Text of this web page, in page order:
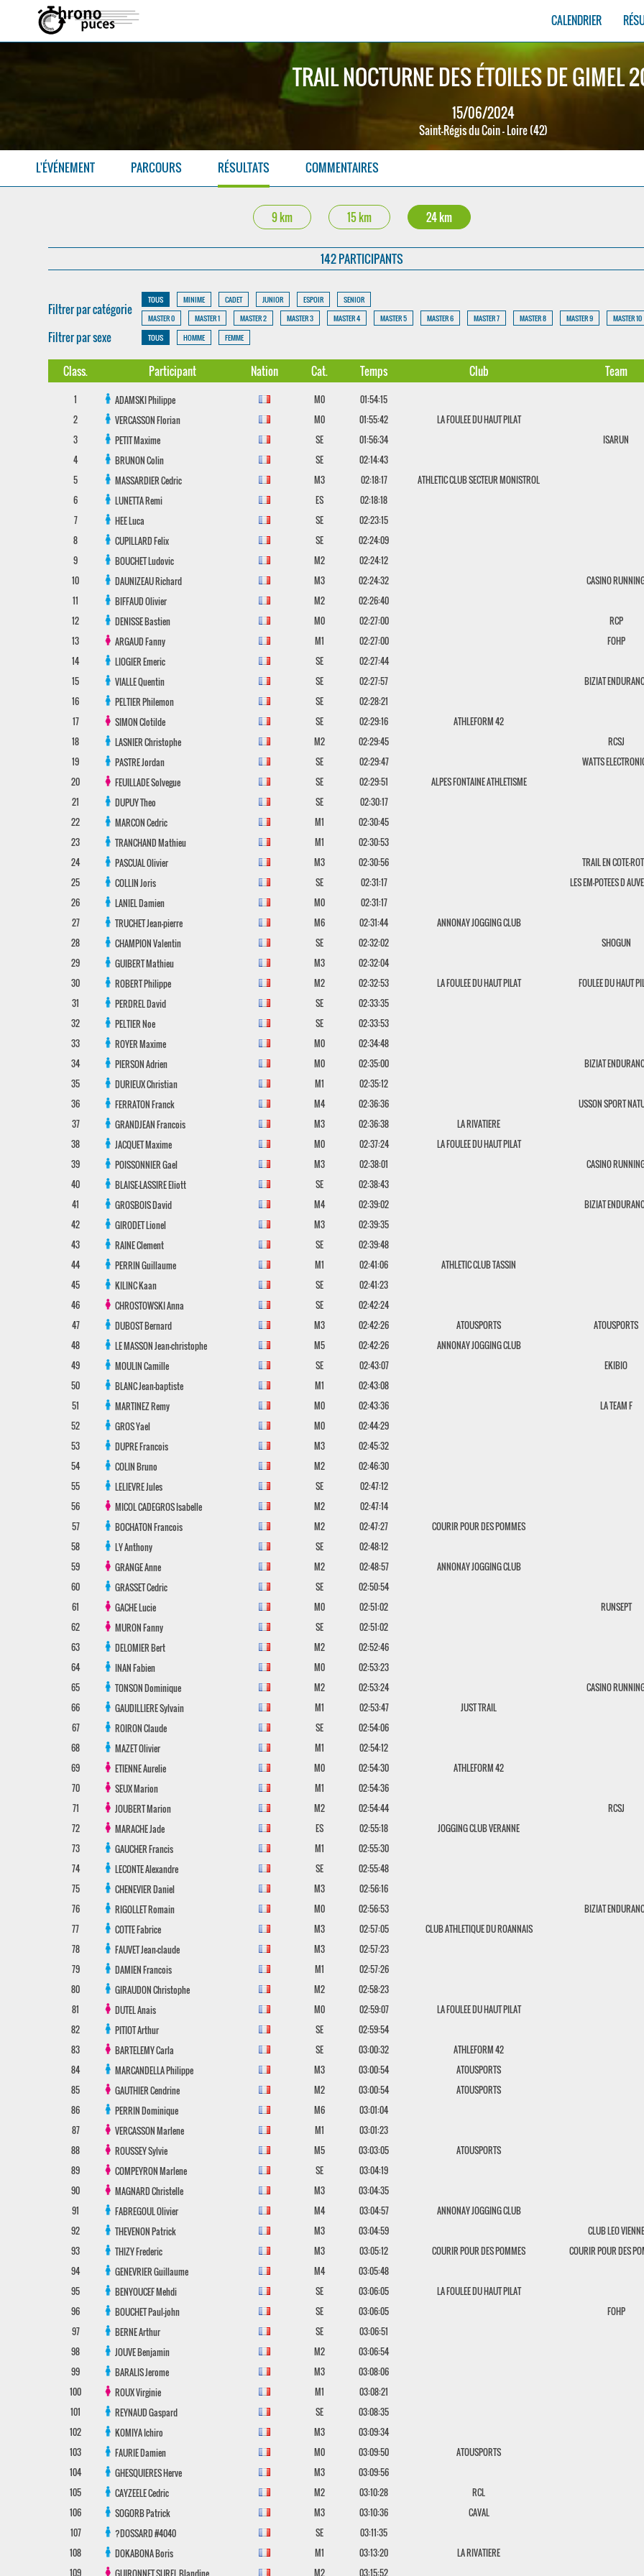
CALENDRIER
TRAIL NOCTURNE DES ÉTOILES DE GIMEL
15/06/2024
Saint-Régis du Coin - Loire (42)
L'ÉVÉNEMENT PARCOURS RÉSULTATS COMMENTAIRES
9 km 15 km 24 km
142 PARTICIPANTS
Filtrer par catégorie
TOUS MINIME CADET JUNIOR ESPOIR
SENIOR
MASTER 0
MASTER 1 MASTER 2 MASTER 3 MASTER 4 MASTER 5 MASTER 6 MASTER 7 MASTER 8 MASTER 9 MASTER 10
Filtrer par sexe TOUS HOMME FEMME
Class. Participant Nation Cat. Temps Club Team
1 ADAMSKIPhilippe M0
01:54:15
2
VERCASSONFlorian M0 01:55:42
LA FOULEE DU HAUT PILAT
3
PETITMaxime SE 01:56:34
ISARUN
4
BRUNONColin SE
02:14:43
5
MASSARDIERCedric M3 02:18:17
ATHLETIC CLUB SECTEUR MONISTROL
6
LUNETTARemi ES
02:18:18
7
HEELuca SE
02:23:15
8
CUPILLARDFelix SE
02:24:09
9
BOUCHETLudovic M2
02:24:12
10
DAUNIZEAURichard M3 02:24:32
CASINO
11
BIFFAUDOlivier M2
02:26:40
12
DENISSEBastien M0 02:27:00
RCP
13
ARGAUDFanny M1 02:27:00
FOHP
14
LIOGIEREmeric SE
02:27:44
15
VIALLEQuentin SE 02:27:57
BIZIAT
16
PELTIERPhilemon SE
02:28:21
17
SIMONClotilde SE 02:29:16
ATHLEFORM 42
18
LASNIERChristophe M2 02:29:45
RCSJ
19
PASTREJordan SE 02:29:47
WATTS
20
FEUILLADESolvegue SE 02:29:51
ALPES FONTAINE ATHLETISME
21
DUPUYTheo SE
02:30:17
22
MARCONCedric M1
02:30:45
23
TRANCHANDMathieu M1
02:30:53
24
PASCUALOlivier M3 02:30:56
TRAIL EN COTE-
25
COLLINJoris SE 02:31:17
LES EM-POTEES D
26
LANIELDamien M0
02:31:17
27
TRUCHETJean-pierre M6 02:31:44
ANNONAY JOGGING CLUB
28
CHAMPIONValentin SE 02:32:02
SHOGUN
29
GUIBERTMathieu M3
02:32:04
30
ROBERTPhilippe M2 02:32:53 LA FOULEE DU HAUT PILAT
FOULEE DU HAUT
31
PERDRELDavid SE
02:33:35
32
PELTIERNoe SE
02:33:53
33
ROYERMaxime M0
02:34:48
34
PIERSONAdrien M0 02:35:00
BIZIAT
35
DURIEUXChristian M1
02:35:12
36
FERRATONFranck M4 02:36:36
USSON SPORT
37
GRANDJEANFrancois M3 02:36:38
LA RIVATIERE
38
JACQUETMaxime M0 02:37:24
LA FOULEE DU HAUT PILAT
39
POISSONNIERGael M3 02:38:01
CASINO
40
BLAISE-LASSIREEliott SE
02:38:43
41
GROSBOISDavid M4 02:39:02
BIZIAT
42
GIRODETLionel M3
02:39:35
43
RAINEClement SE
02:39:48
44
PERRINGuillaume M1 02:41:06
ATHLETIC CLUB TASSIN
45
KILINCKaan SE
02:41:23
46
CHROSTOWSKIAnna SE
02:42:24
47
DUBOSTBernard M3 02:42:26 ATOUSPORTS
ATOUSPORTS
48
LE MASSONJean-christophe M5 02:42:26
ANNONAY JOGGING CLUB
49
MOULINCamille SE 02:43:07
EKIBIO
50
BLANCJean-baptiste M1
02:43:08
51
MARTINEZRemy M0 02:43:36
LA TEAM F
52
GROSYael M0
02:44:29
53
DUPREFrancois M3
02:45:32
54
COLINBruno M2
02:46:30
55
LELIEVREJules SE
02:47:12
56
MICOL CADEGROSIsabelle M2
02:47:14
57
BOCHATONFrancois M2 02:47:27
COURIR POUR DES POMMES
58
LYAnthony SE
02:48:12
59
GRANGEAnne M2 02:48:57
ANNONAY JOGGING CLUB
60
GRASSETCedric SE
02:50:54
61
GACHELucie M0 02:51:02
RUNSEPT
62
MURONFanny SE
02:51:02
63
DELOMIERBert M2
02:52:46
64
INANFabien M0
02:53:23
65
TONSONDominique M2 02:53:24
CASINO
66
GAUDILLIERESylvain M1 02:53:47
JUST TRAIL
67
ROIRONClaude SE
02:54:06
68
MAZETOlivier M1
02:54:12
69
ETIENNEAurelie M0 02:54:30
ATHLEFORM 42
70
SEUXMarion M1
02:54:36
71
JOUBERTMarion M2 02:54:44
RCSJ
72
MARACHEJade ES 02:55:18
JOGGING CLUB VERANNE
73
GAUCHERFrancis M1
02:55:30
74
LECONTEAlexandre SE
02:55:48
75
CHENEVIERDaniel M3
02:56:16
76
RIGOLLETRomain M0 02:56:53
BIZIAT
77
COTTEFabrice M3 02:57:05
CLUB ATHLETIQUE DU ROANNAIS
78
FAUVETJean-claude M3
02:57:23
79
DAMIENFrancois M1
02:57:26
80
GIRAUDONChristophe M2
02:58:23
81
DUTELAnais M0 02:59:07
LA FOULEE DU HAUT PILAT
82
PITIOTArthur SE
02:59:54
83
BARTELEMYCarla SE 03:00:32
ATHLEFORM 42
84
MARCANDELLAPhilippe M3 03:00:54
ATOUSPORTS
85
GAUTHIERCendrine M2 03:00:54
ATOUSPORTS
86
PERRINDominique M6
03:01:04
87
VERCASSONMarlene M1
03:01:23
88
ROUSSEYSylvie M5 03:03:05
ATOUSPORTS
89
COMPEYRONMarlene SE
03:04:19
90
MAGNARDChristelle M3
03:04:35
91
FABREGOULOlivier M4 03:04:57
ANNONAY JOGGING CLUB
92
THEVENONPatrick M3 03:04:59
CLUB LEO VIENNE
93
THIZYFrederic M3 03:05:12 COURIR POUR DES POMMES
COURIR POUR DES
94
GENEVRIERGuillaume M4
03:05:48
95
BENYOUCEFMehdi SE 03:06:05
LA FOULEE DU HAUT PILAT
96
BOUCHETPaul-john SE 03:06:05
FOHP
97
BERNEArthur SE
03:06:51
98
JOUVEBenjamin M2
03:06:54
99
BARALISJerome M3
03:08:06
100
ROUXVirginie M1
03:08:21
101
REYNAUDGaspard SE
03:08:35
102
KOMIYAIchiro M3
03:09:34
103
FAURIEDamien M0 03:09:50
ATOUSPORTS
104
GHESQUIERESHerve M3
03:09:56
105
CAYZEELECedric M2 03:10:28
RCL
106
SOGORBPatrick M3 03:10:36
CAVAL
107
?DOSSARD#4040 SE
03:11:35
108
DOKABONABoris M1 03:13:20
LA RIVATIERE
109
GUIRONNET SUREL Blandine M2 03:15:52